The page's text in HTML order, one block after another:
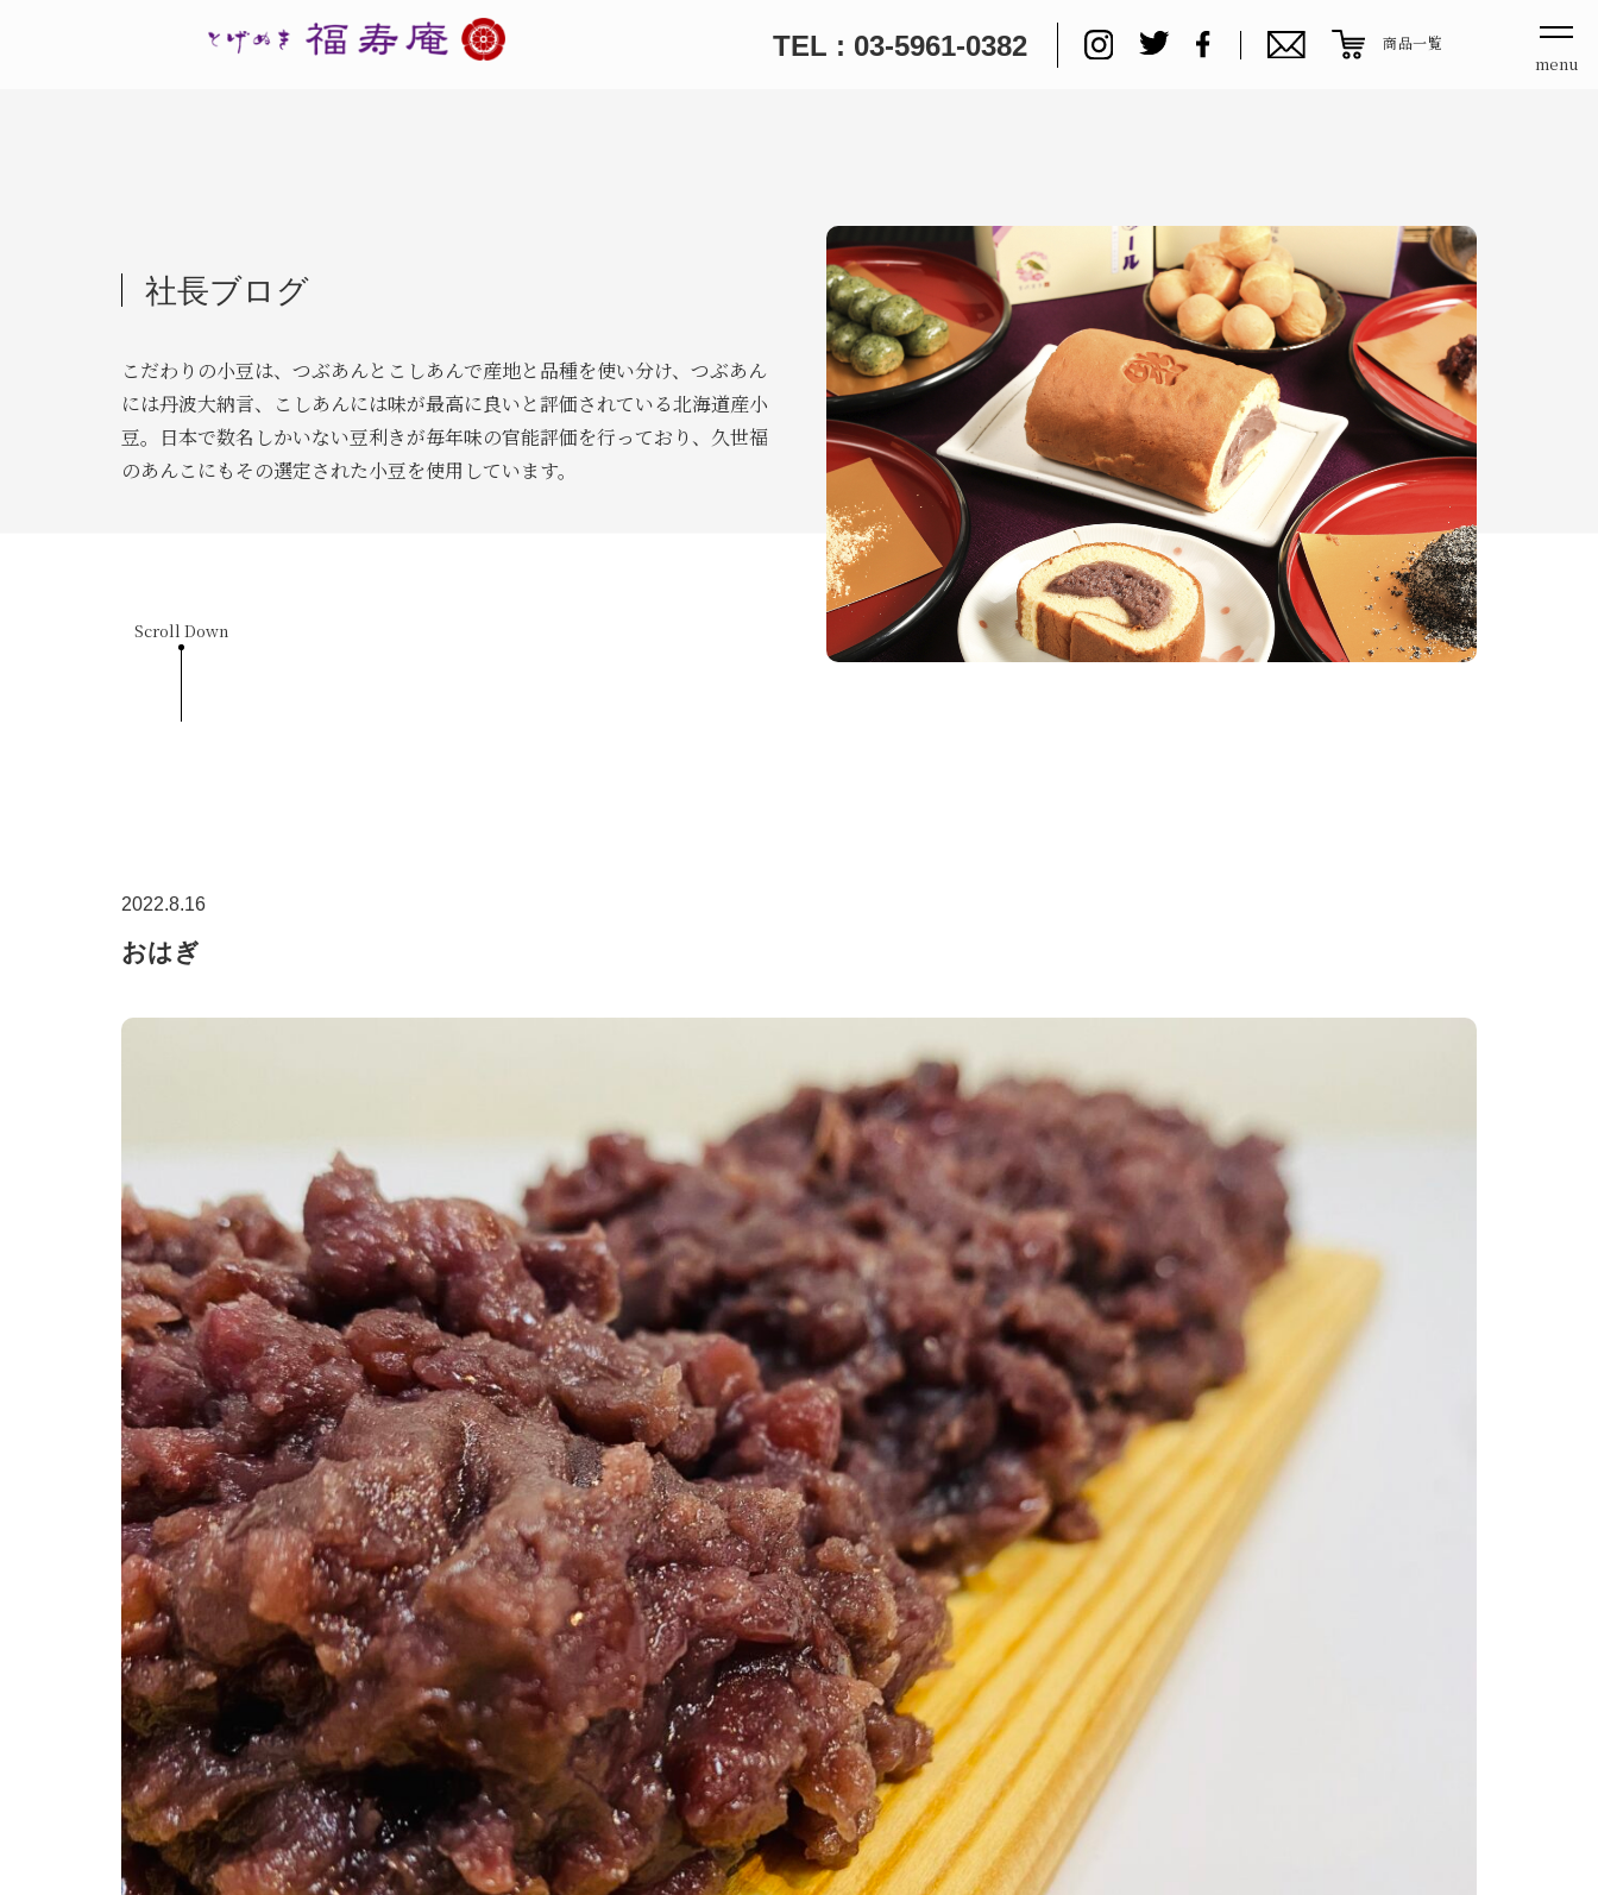
TEL : 03-5961-0382 商品一覧
menu
社長ブログ
こだわりの小豆は、つぶあんとこしあんで産地と品種を使い分け、つぶあん
には丹波大納言、こしあんには味が最高に良いと評価されている北海道産小
豆。日本で数名しかいない豆利きが毎年味の官能評価を行っており、久世福
のあんこにもその選定された小豆を使用しています。
Scroll Down
2022.8.16
おはぎ